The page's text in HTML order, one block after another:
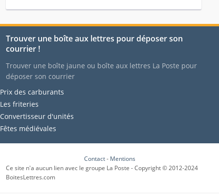
Trouver une boîte aux lettres pour déposer son
courrier !
Trouver une boîte jaune ou boîte aux lettres La Poste pour
déposer son courrier
Prix des carburants
Les friteries
Convertisseur d'unités
Fêtes médiévales
Contact- Mentions
Ce site n'a aucun lien avec le groupe La Poste - Copyright © 2012-2024
BoitesLettres.com